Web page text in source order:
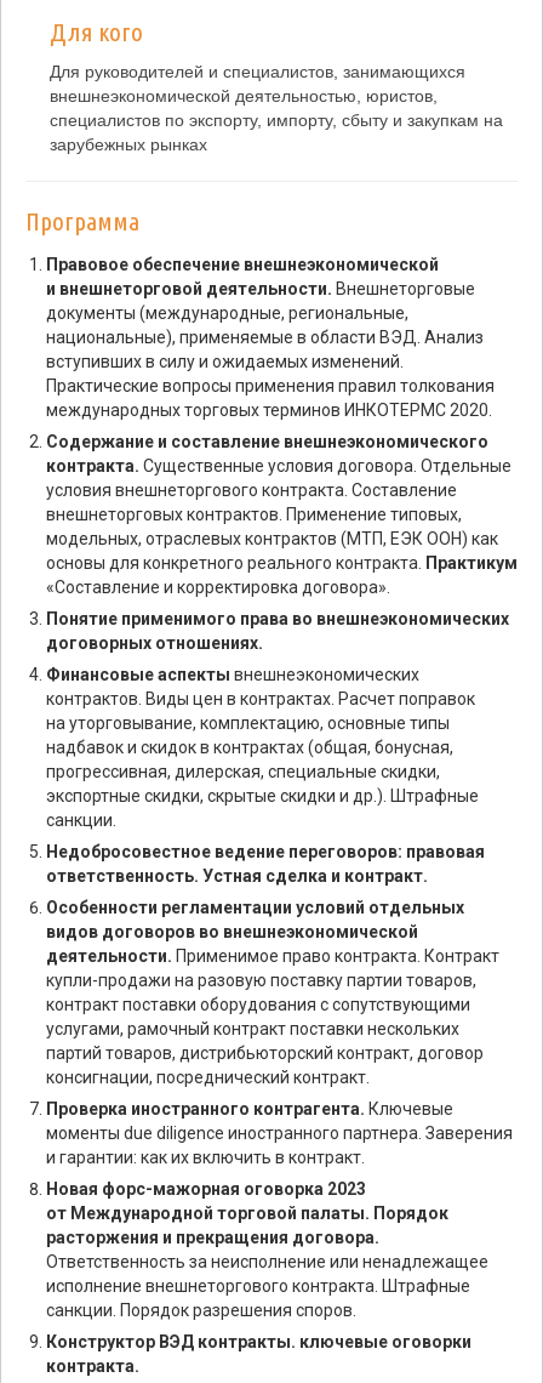
Для кого
Для руководителей и специалистов, занимающихся
внешнеэкономической деятельностью, юристов,
специалистов по экспорту, импорту, сбыту и закупкам на
зарубежных рынках
Программа
Правовое обеспечение внешнеэкономической
и внешнеторговой деятельности. Внешнеторговые
документы (международные, региональные,
национальные), применяемые в области ВЭД. Анализ
вступивших в силу и ожидаемых изменений.
Практические вопросы применения правил толкования
международных торговых терминов ИНКОТЕРМС 2020.
Содержание и составление внешнеэкономического
контракта. Существенные условия договора. Отдельные
условия внешнеторгового контракта. Составление
внешнеторговых контрактов. Применение типовых,
модельных, отраслевых контрактов (МТП, ЕЭК ООН) как
основы для конкретного реального контракта.
Практикум
«Составление и корректировка договора».
Понятие применимого права во внешнеэкономических
договорных отношениях.
Финансовые аспекты внешнеэкономических
контрактов. Виды цен в контрактах. Расчет поправок
на уторговывание, комплектацию, основные типы
надбавок и скидок в контрактах (общая, бонусная,
прогрессивная, дилерская, специальные скидки,
экспортные скидки, скрытые скидки и др.). Штрафные
санкции.
Недобросовестное ведение переговоров: правовая
ответственность. Устная сделка и контракт.
Особенности регламентации условий отдельных
видов договоров во внешнеэкономической
деятельности. Применимое право контракта. Контракт
купли-продажи на разовую поставку партии товаров,
контракт поставки оборудования с сопутствующими
услугами, рамочный контракт поставки нескольких
партий товаров, дистрибьюторский контракт, договор
консигнации, посреднический контракт.
Проверка иностранного контрагента. Ключевые
моменты due diligence иностранного партнера. Заверения
и гарантии: как их включить в контракт.
Новая форс-мажорная оговорка 2023
от Международной торговой палаты. Порядок
расторжения и прекращения договора.
Ответственность за неисполнение или ненадлежащее
исполнение внешнеторгового контракта. Штрафные
санкции. Порядок разрешения споров.
Конструктор ВЭД контракты. ключевые оговорки
контракта.